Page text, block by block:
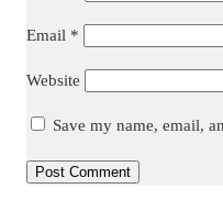
Email *
Website
Save my name, email,